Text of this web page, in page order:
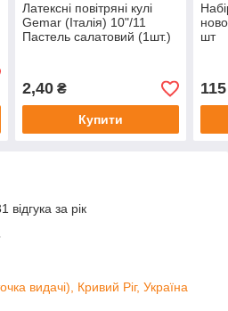
Латексні повітряні кулі
Gemar (Італія) 10"/11
Пастель салатовий (1шт.)
2,40₴
Купити
шт
115
відгука за рік
видачі), Кривий Ріг, Україна